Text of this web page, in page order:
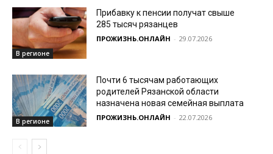
В регионе
Прибавку к пенсии получат свыше
285 тысяч рязанцев
ПРОЖИЗНЬ.ОНЛАЙН - 29.07.2026
В регионе
Почти 6 тысячам работающих
родителей Рязанской области
назначена новая семейная выплата
ПРОЖИЗНЬ.ОНЛАЙН - 22.07.2026